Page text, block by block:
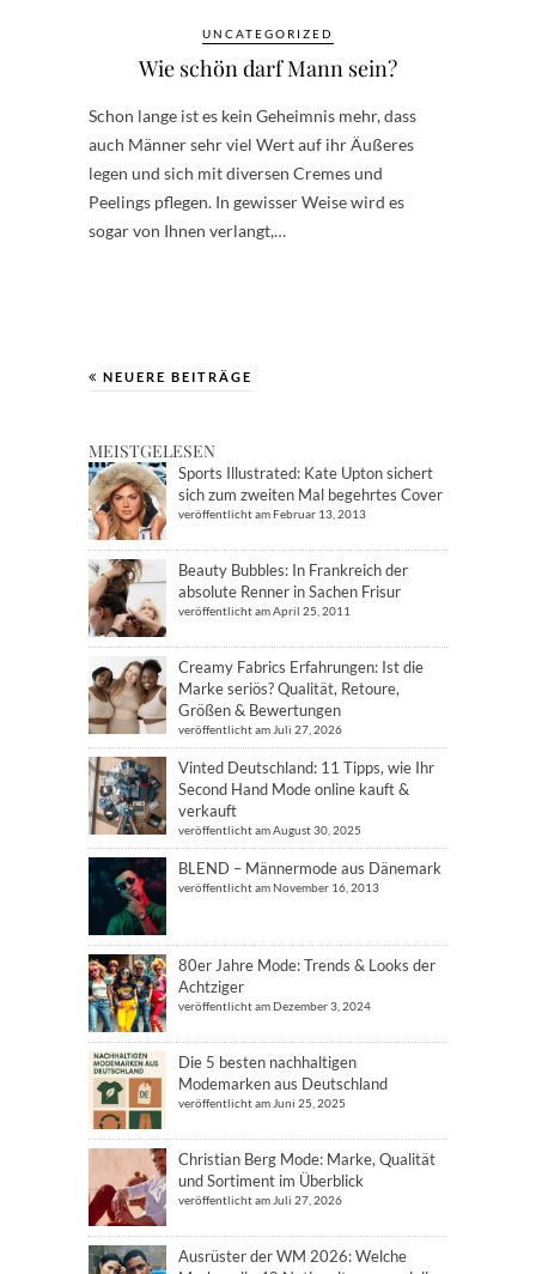
UNCATEGORIZED
Wie schön darf Mann sein?
Schon lange ist es kein Geheimnis mehr, dass
auch Männer sehr viel Wert auf ihr Äußeres
legen und sich mit diversen Cremes und
Peelings pflegen. In gewisser Weise wird es
sogar von Ihnen verlangt,…
NEUERE BEITRÄGE
MEISTGELESEN
Sports Illustrated: Kate Upton sichert
sich zum zweiten Mal begehrtes Cover
veröffentlicht am Februar 13, 2013
Beauty Bubbles: In Frankreich der
absolute Renner in Sachen Frisur
veröffentlicht am April 25, 2011
Creamy Fabrics Erfahrungen: Ist die
Marke seriös? Qualität, Retoure,
Größen & Bewertungen
veröffentlicht am Juli 27, 2026
Vinted Deutschland: 11 Tipps, wie Ihr
Second Hand Mode online kauft &
verkauft
veröffentlicht am August 30, 2025
BLEND – Männermode aus Dänemark
veröffentlicht am November 16, 2013
80er Jahre Mode: Trends & Looks der
Achtziger
veröffentlicht am Dezember 3, 2024
Die 5 besten nachhaltigen
Modemarken aus Deutschland
veröffentlicht am Juni 25, 2025
Christian Berg Mode: Marke, Qualität
und Sortiment im Überblick
veröffentlicht am Juli 27, 2026
Ausrüster der WM 2026: Welche